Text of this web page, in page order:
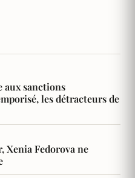
aux sanctions
les détracteurs de
Xenia Fedorova ne